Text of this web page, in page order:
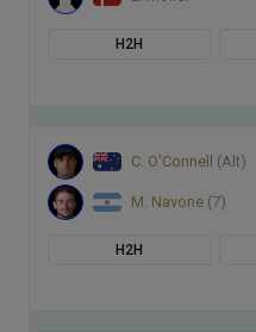
H2H
C. O'Connell (Alt)
M. Navone (7)
H2H